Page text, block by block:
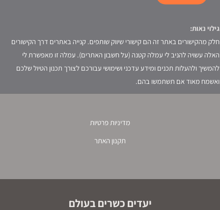
גילוי נאות:
חלק מהקישורים באתר זה הם קישורי שיווק שותפים. קנייה באתרים דרך הקישורים
האלה עשויה להניב לי עמלה קטנה (על חשבון האתרים). עמלה זו מאפשרת לי
להמשיך ולהעלות תכנים ומידע עדכני ושימושי עבורכם לצורך תכנון הטיול שלכם
ואשמח מאוד אם תשתמשו בהם.
מדיניות פרטיות
תקנון האתר
יעדים כשרים בעולם